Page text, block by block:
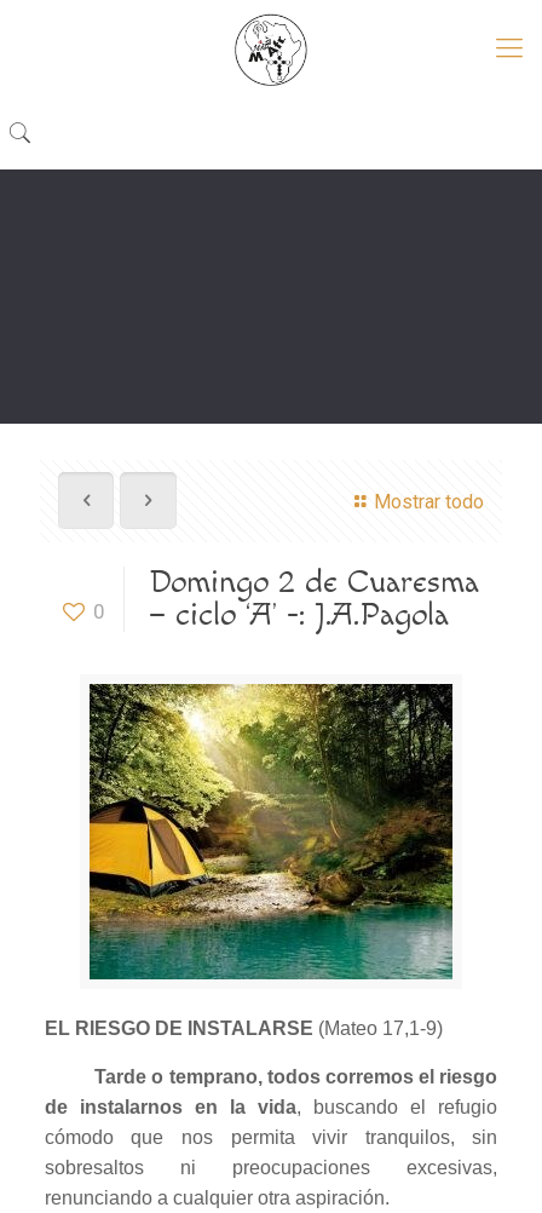
Mostrar todo
0
Domingo 2 de Cuaresma
– ciclo ‘A’ -: J.A.Pagola
EL RIESGO DE INSTALARSE (Mateo 17,1-9)
Tarde o temprano, todos corremos el riesgo
de instalarnos en la vida, buscando el refugio
cómodo que nos permita vivir tranquilos, sin
sobresaltos ni preocupaciones excesivas,
renunciando a cualquier otra aspiración.